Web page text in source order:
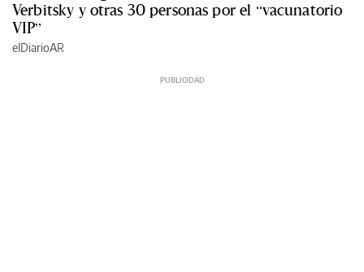
Verbitsky y otras 30 personas por el “vacunatorio
VIP”
elDiarioAR